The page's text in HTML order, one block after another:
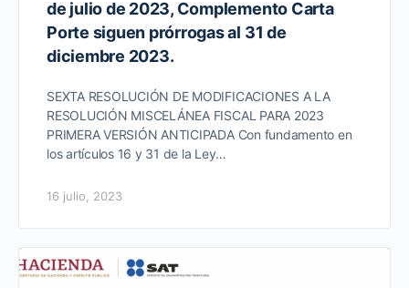
de julio de 2023, Complemento Carta
Porte siguen prórrogas al 31 de
diciembre 2023.
SEXTA RESOLUCIÓN DE MODIFICACIONES A LA
RESOLUCIÓN MISCELÁNEA FISCAL PARA 2023
PRIMERA VERSIÓN ANTICIPADA Con fundamento en
los artículos 16 y 31 de la Ley…
16 julio, 2023